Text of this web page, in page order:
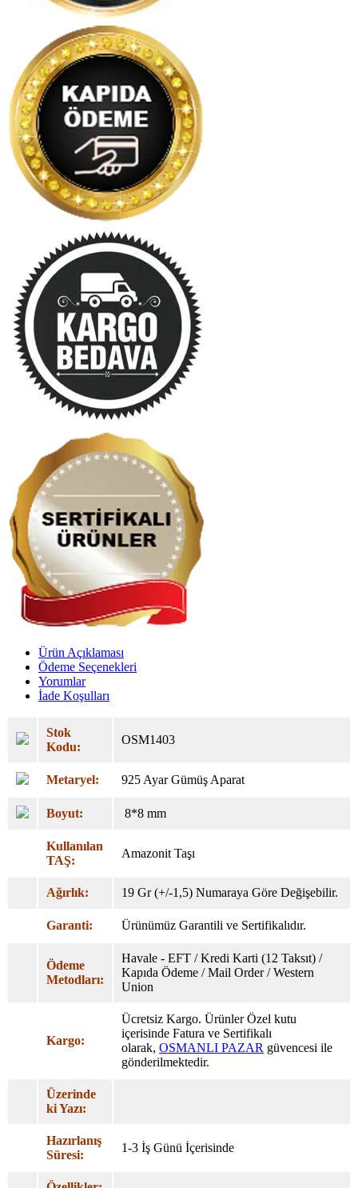
Ürün Açıklaması
Ödeme Seçenekleri
Yorumlar
İade Koşulları
Stok
Kodu:
OSM1403
Metaryel: 925 Ayar Gümüş Aparat
Boyut: 8*8 mm
Kullanılan
TAŞ:
Amazonit Taşı
Ağırlık: 19 Gr (+/-1,5) Numaraya Göre Değişebilir.
Garanti: Ürünümüz Garantili ve Sertifikalıdır.
Ödeme
Metodları:
Havale - EFT / Kredi Karti (12 Taksıt) /
Kapıda Ödeme / Mail Order / Western
Union
Kargo:
Ücretsiz Kargo. Ürünler Özel kutu
içerisinde Fatura ve Sertifikalı
olarak, OSMANLI PAZAR güvencesi ile
gönderilmektedir.
Üzerinde
ki Yazı:
Hazırlanış
Süresi:
1-3 İş Günü İçerisinde